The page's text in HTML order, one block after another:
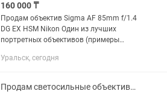
160 000 ₸
Продам объектив Sigma AF 85mm f/1.4
DG EX HSM Nikon Один из лучших
портретных объективов (примеры
светосильный с красивым рисунком
Уральск, сегодня
Продам светосильные объективы Viltrox